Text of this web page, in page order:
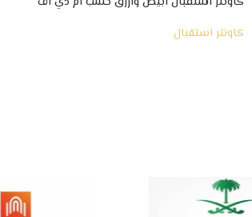
كاونتر استقبال